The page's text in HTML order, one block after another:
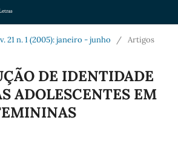
v. 21 n. 1 (2005): janeiro - junho / Artigos
DE IDENTIDADE
ADOLESCENTES EM